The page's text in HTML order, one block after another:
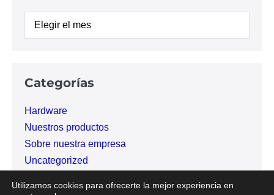
Ver
entradas
Categorías
Hardware
Nuestros productos
Sobre nuestra empresa
Uncategorized
Utilizamos cookies para ofrecerte la mejor experiencia en